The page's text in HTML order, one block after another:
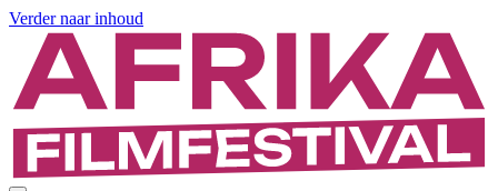
Verder naar inhoud